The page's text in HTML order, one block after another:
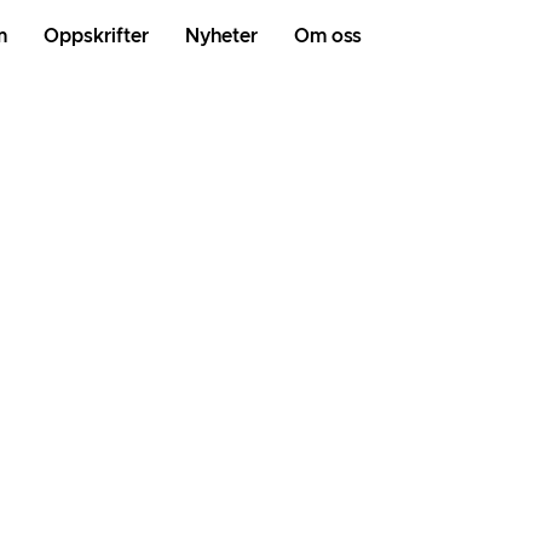
Oppskrifter Nyheter Om oss